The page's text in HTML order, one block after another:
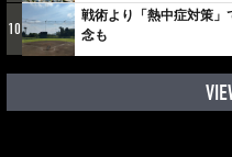
10
戦術より「熱中症対策
念も